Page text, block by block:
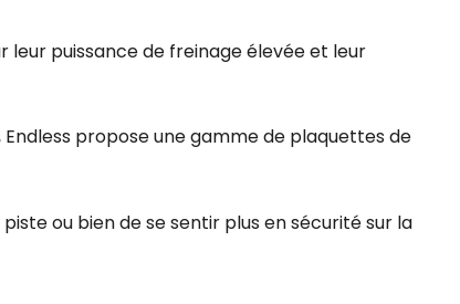
leur puissance de freinage élevée et leur
propose une gamme de plaquettes de
ou bien de se sentir plus en sécurité sur la